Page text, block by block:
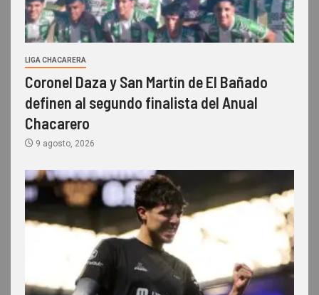
LIGA CHACARERA
Coronel Daza y San Martín de El Bañado
definen al segundo finalista del Anual
Chacarero
9 agosto, 2026